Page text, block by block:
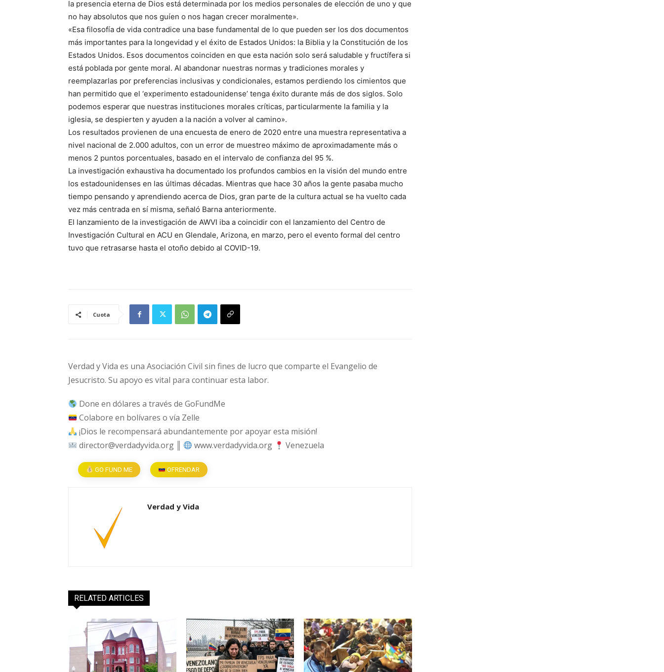
la presencia eterna de Dios está determinada por los medios personales de elección de uno y que
no hay absolutos que nos guíen o nos hagan crecer moralmente».
«Esa filosofía de vida contradice una base fundamental de lo que pueden ser los dos documentos
más importantes para la longevidad y el éxito de Estados Unidos: la Biblia y la Constitución de los
Estados Unidos. Esos documentos coinciden en que esta nación solo será saludable y fructífera si
está poblada por gente moral. Al abandonar nuestras normas y tradiciones morales y
reemplazarlas por preferencias inclusivas y condicionales, estamos perdiendo los cimientos que
han permitido que el ‘experimento estadounidense’ tenga éxito durante más de dos siglos. Solo
podemos esperar que nuestras instituciones morales críticas, particularmente la familia y la
iglesia, se despierten y ayuden a la nación a volver al camino».
Los resultados provienen de una encuesta de enero de 2020 entre una muestra representativa a
nivel nacional de 2.000 adultos, con un error de muestreo máximo de aproximadamente más o
menos 2 puntos porcentuales, basado en el intervalo de confianza del 95 %.
La investigación exhaustiva ha documentado los profundos cambios en la visión del mundo entre
los estadounidenses en las últimas décadas. Mientras que hace 30 años la gente pasaba mucho
tiempo pensando y aprendiendo acerca de Dios, gran parte de la cultura actual se ha vuelto cada
vez más centrada en sí misma, señaló Barna anteriormente.
El lanzamiento de la investigación de AWVI iba a coincidir con el lanzamiento del Centro de
Investigación Cultural en ACU en Glendale, Arizona, en marzo, pero el evento formal del centro
tuvo que retrasarse hasta el otoño debido al COVID-19.
Cuota
Verdad y Vida es una Asociación Civil sin fines de lucro que comparte el Evangelio de
Jesucristo. Su apoyo es vital para continuar esta labor.
Done en dólares a través de GoFundMe
Colabore en bolívares o vía Zelle
¡Dios le recompensará abundantemente por apoyar esta misión!
director@verdadyvida.org ║
www.verdadyvida.org Venezuela
GO FUND ME OFRENDAR
Verdad y Vida
RELATED ARTICLES